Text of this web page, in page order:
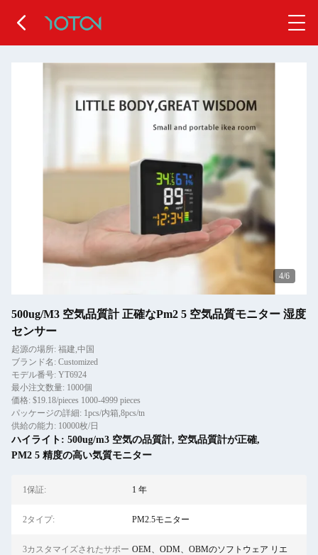
5/6
500ug/M3 空気品質計 正確なPm2 5 空気品質モニター 湿度
センサー
起源の場所: 福建,中国
ブランド名: Customized
モデル番号: YT6924
最小注文数量: 1000個
価格: $19.18/pieces 1000-4999 pieces
パッケージの詳細: 1pcs/内箱,8pcs/tn
供給の能力: 10000枚/日
ハイライト: 500ug/m3 空気の品質計, 空気品質計が正確,
PM2 5 精度の高い気質モニター
1保証: 1 年
2タイプ: PM2.5モニター
3カスタマイズされたサポー OEM、ODM、OBMのソフトウェア リエ